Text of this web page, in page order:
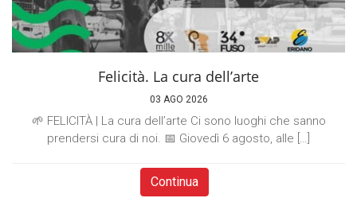
Felicità. La cura dell’arte
03 AGO 2026
🌱 FELICITÀ | La cura dell’arte Ci sono luoghi che sanno
prendersi cura di noi. 📅 Giovedì 6 agosto, alle […]
Continua